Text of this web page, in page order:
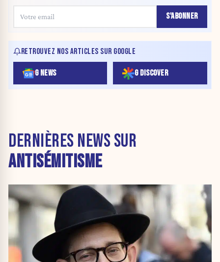
S'ABONNER
RETROUVEZ NOS ARTICLES SUR GOOGLE
G NEWS G DISCOVER
DERNIÈRES NEWS SUR
ANTISÉMITISME